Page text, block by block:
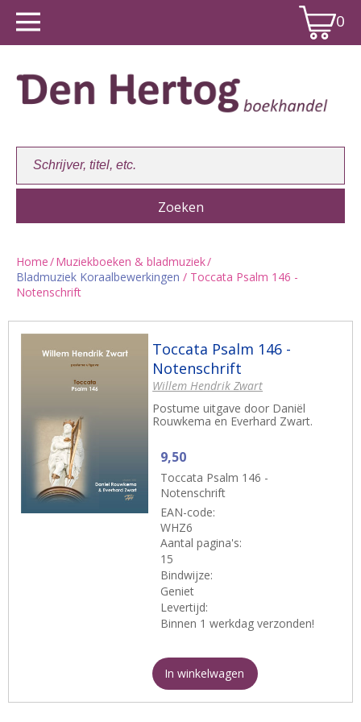
0
Winkelwagen:
Home/Muziekboeken & bladmuziek/
Bladmuziek Koraalbewerkingen / Toccata Psalm 146 -
Notenschrift
Toccata Psalm 146 -
Notenschrift
Willem Hendrik Zwart
Postume uitgave door Daniël
Rouwkema en Everhard Zwart.
9,50
Toccata Psalm 146 -
Notenschrift
EAN-code:
WHZ6
Aantal pagina's:
15
Bindwijze:
Geniet
Levertijd:
Binnen 1 werkdag verzonden!
In winkelwagen